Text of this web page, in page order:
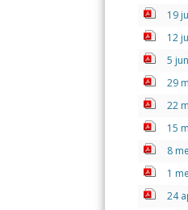
19
12
5
29
22
15
8
1
24